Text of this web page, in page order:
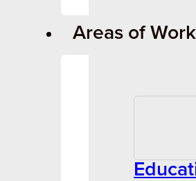
Areas of Work